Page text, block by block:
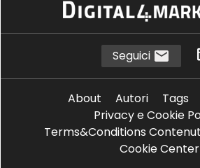
software
Seguici
About Autori Tags
Privacy e Cookie
Terms&Conditions
Cookie Center